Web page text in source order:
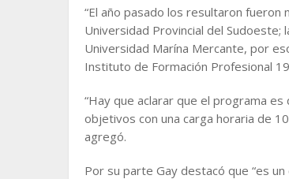
“El año pasado los resultaron fueron
Universidad Provincial del Sudoeste;
Universidad Marína Mercante, por
Instituto de Formación Profesional
“Hay que aclarar que el programa
objetivos con una carga horaria de
agregó.
Por su parte Gay destacó que “es